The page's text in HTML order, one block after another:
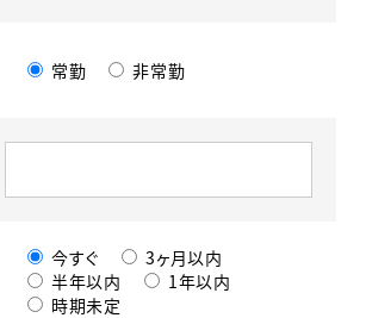
常勤 非常勤
今すぐ
3ヶ月以内
半年以内
1年以内
時期未定